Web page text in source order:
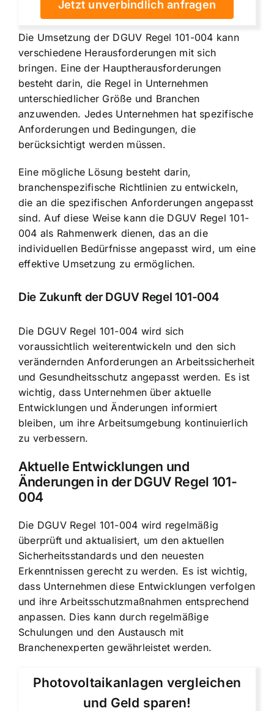
Jetzt unverbindlich anfragen
Die Umsetzung der DGUV Regel 101-004 kann
verschiedene Herausforderungen mit sich
bringen. Eine der Hauptherausforderungen
besteht darin, die Regel in Unternehmen
unterschiedlicher Größe und Branchen
anzuwenden. Jedes Unternehmen hat spezifische
Anforderungen und Bedingungen, die
berücksichtigt werden müssen.
Eine mögliche Lösung besteht darin,
branchenspezifische Richtlinien zu entwickeln,
die an die spezifischen Anforderungen angepasst
sind. Auf diese Weise kann die DGUV Regel 101-
004 als Rahmenwerk dienen, das an die
individuellen Bedürfnisse angepasst wird, um eine
effektive Umsetzung zu ermöglichen.
Die Zukunft der DGUV Regel 101-004
Die DGUV Regel 101-004 wird sich
voraussichtlich weiterentwickeln und den sich
verändernden Anforderungen an Arbeitssicherheit
und Gesundheitsschutz angepasst werden. Es ist
wichtig, dass Unternehmen über aktuelle
Entwicklungen und Änderungen informiert
bleiben, um ihre Arbeitsumgebung kontinuierlich
zu verbessern.
Aktuelle Entwicklungen und
Änderungen in der DGUV Regel 101-
004
Die DGUV Regel 101-004 wird regelmäßig
überprüft und aktualisiert, um den aktuellen
Sicherheitsstandards und den neuesten
Erkenntnissen gerecht zu werden. Es ist wichtig,
dass Unternehmen diese Entwicklungen verfolgen
und ihre Arbeitsschutzmaßnahmen entsprechend
anpassen. Dies kann durch regelmäßige
Schulungen und den Austausch mit
Branchenexperten gewährleistet werden.
Photovoltaikanlagen vergleichen
und Geld sparen!